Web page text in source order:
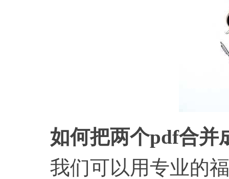
如何把两个pdf合并
我们可以用专业的福